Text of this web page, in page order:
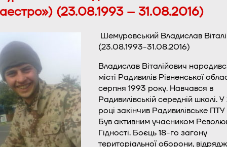
(23.08.1993 – 31.08.2016)
Шемуровський Владислав
(23.08.1993-31.08.2016)
Владислав Віталійович
місті Радивилів Рівненської
серпня 1993 року. Навчався в
Радивилівській середній школі. У
році закінчив Радивилівське
Був активним учасником
Гідності. Боєць 18-го загону
територіальної оборони,